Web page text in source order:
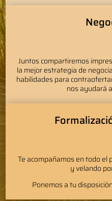
Juntos compartiremos
la mejor estrategia de
habilidades para
nos ayudará
Te acompañamos en todo
y velando
Ponemos a tu